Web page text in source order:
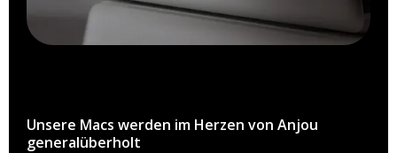
Unsere Macs werden im Herzen von Anjou
generalüberholt